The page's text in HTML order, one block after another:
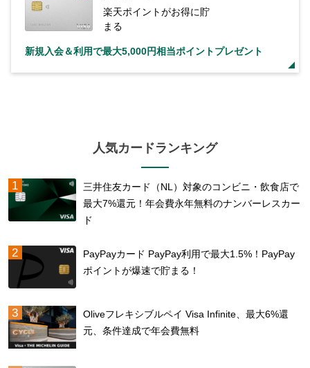
楽天ポイントがお得に貯
まる
新規入会＆利用で最大5,000円相当ポイントプレゼント
人気カードランキング
三井住友カード（NL）対象のコンビニ・飲食店で
最大7%還元！年会費永年無料のナンバーレスカー
ド
PayPayカード PayPay利用で最大1.5%！PayPay
ポイントが爆速で貯まる！
Oliveフレキシブルペイ Visa Infinite、最大6%還
元、条件達成で年会費無料